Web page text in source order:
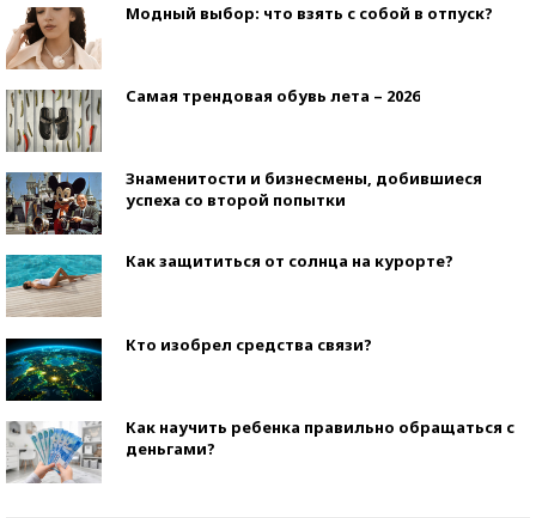
Модный выбор: что взять с собой в отпуск?
Самая трендовая обувь лета – 2026
Знаменитости и бизнесмены, добившиеся
успеха со второй попытки
Как защититься от солнца на курорте?
Кто изобрел средства связи?
Как научить ребенка правильно обращаться с
деньгами?